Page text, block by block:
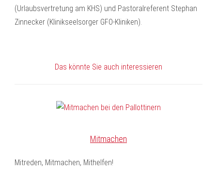
(Urlaubsvertretung am KHS) und Pastoralreferent Stephan
Zinnecker (Klinikseelsorger GFO-Kliniken).
Das könnte Sie auch interessieren
Mitmachen
Mitreden, Mitmachen, Mithelfen!